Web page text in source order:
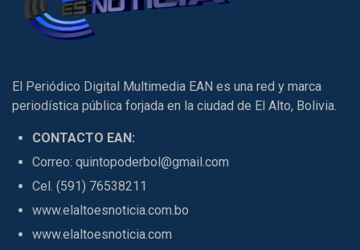
El Periódico Digital Multimedia EAN es una red y marca
periodística pública forjada en la ciudad de El Alto, Bolivia.
CONTACTO EAN:
Correo: quintopoderbol@gmail.com
Cel. (591) 76538211
www.elaltoesnoticia.com.bo
www.elaltoesnoticia.com